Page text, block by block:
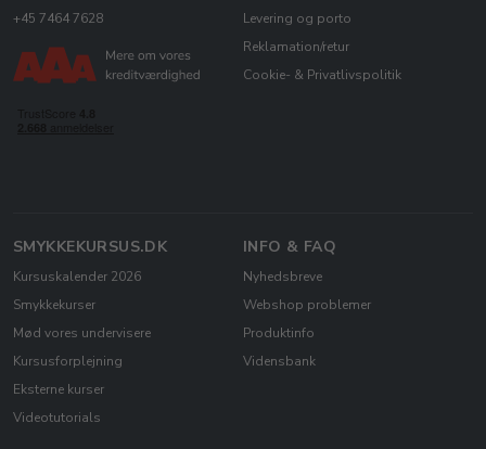
+45 7464 7628
Levering og porto
Reklamation/retur
Cookie- & Privatlivspolitik
SMYKKEKURSUS.DK
Kursuskalender 2026
Smykkekurser
Mød vores undervisere
Kursusforplejning
Eksterne kurser
Videotutorials
INFO & FAQ
Nyhedsbreve
Webshop problemer
Produktinfo
Vidensbank